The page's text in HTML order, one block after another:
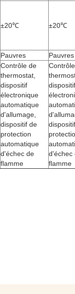
±20℃ ±20℃
Pauvres Pauvres
Contrôle de
thermostat,
dispositif
électronique
automatique
d'allumage,
dispositif de
protection
automatique
d'échec de
flamme
dispositif
d'échec
flamme